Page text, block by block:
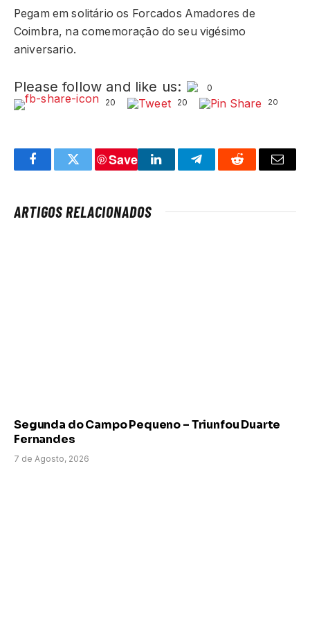
Pegam em solitário os Forcados Amadores de
Coimbra, na comemoração do seu vigésimo
aniversario.
Please follow and like us:
0
20
20 20
FacebookTwitter
Save
LinkedInTelegramReddit Email
ARTIGOS RELACIONADOS
Segunda do Campo Pequeno – Triunfou Duarte
Fernandes
7 de Agosto, 2026